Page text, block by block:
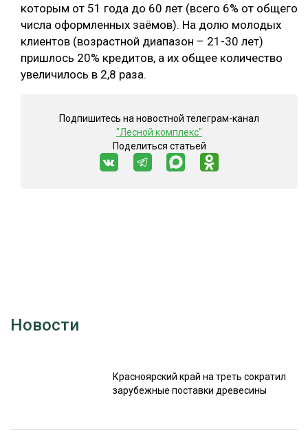
которым от 51 года до 60 лет (всего 6% от общего
числа оформленных заёмов). На долю молодых
клиентов (возрастной диапазон – 21-30 лет)
пришлось 20% кредитов, а их общее количество
увеличилось в 2,8 раза.
Подпишитесь на новостной телеграм-канал
"Лесной комплекс"
Поделиться статьей
Новости
Красноярский край на треть сократил
зарубежные поставки древесины